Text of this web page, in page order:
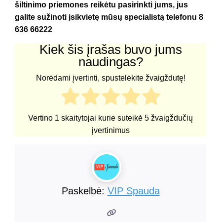
šiltinimo priemones reikėtu pasirinkti jums, jus
galite sužinoti įsikvietę mūsų specialistą telefonu 8
636 66222
Kiek šis įrašas buvo jums
naudingas?
Norėdami įvertinti, spustelėkite žvaigždutę!
Vertino 1 skaitytojai kurie suteikė 5 žvaigždučių
įvertinimus
Paskelbė: VIP Spauda